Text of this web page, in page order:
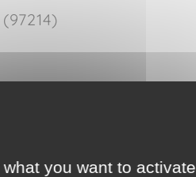
you want to activate